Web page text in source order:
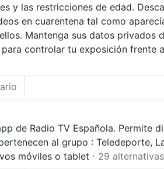
y las restricciones de edad.
en cuarentena tal como
Mantenga sus datos privados
controlar tu exposición frente
de Radio TV Española. Permite
al grupo : Teledeporte,
móviles o tablet ⋅ 29 alternativas